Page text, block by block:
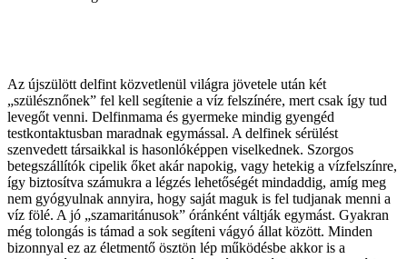
Az újszülött delfint közvetlenül világra jövetele után két
„szülésznőnek” fel kell segítenie a víz felszínére, mert csak így tud
levegőt venni. Delfinmama és gyermeke mindig gyengéd
testkontaktusban maradnak egymással. A delfinek sérülést
szenvedett társaikkal is hasonlóképpen viselkednek. Szorgos
betegszállítók cipelik őket akár napokig, vagy hetekig a vízfelszínre,
így biztosítva számukra a légzés lehetőségét mindaddig, amíg meg
nem gyógyulnak annyira, hogy saját maguk is fel tudjanak menni a
víz fölé. A jó „szamaritánusok” óránként váltják egymást. Gyakran
még tolongás is támad a sok segíteni vágyó állat között. Minden
bizonnyal ez az életmentő ösztön lép működésbe akkor is a